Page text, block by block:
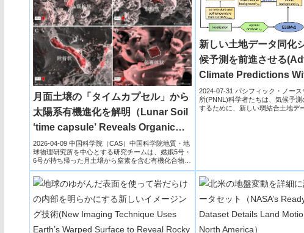
月面土壌の「タイムカプセル」から
太陽系有機進化を解明（Lunar Soil
‘time capsule’ Reveals Organic
Evolution in Solar System）
2026-04-09 中国科学院（CAS）中国科学院地質・地
球物理研究所を中心とする研究チームは、嫦娥5号・
6号が持ち帰った月土壌から窒素を含む有機化合物を
複数...
新しい土地データ同化
候予測を前進させる
Climate Predictions
Land Data
2024-07-31 パシフィック・ノー
所(PNNL)科学者たちは、気候予
するために、新しい弱結合土地デ